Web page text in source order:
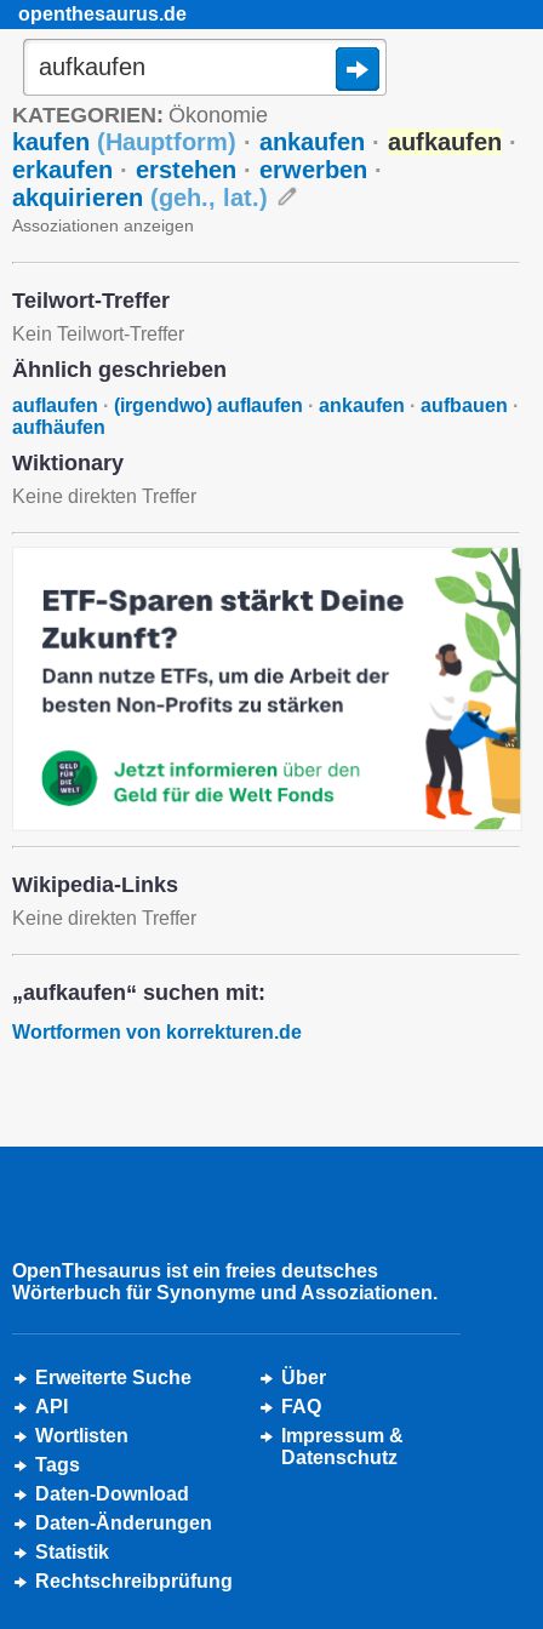
openthesaurus.de
KATEGORIEN: Ökonomie
kaufen (Hauptform) · ankaufen · aufkaufen ·
erkaufen · erstehen · erwerben ·
akquirieren (geh., lat.)
Assoziationen anzeigen
Teilwort-Treffer
Kein Teilwort-Treffer
Ähnlich geschrieben
auflaufen · (irgendwo) auflaufen · ankaufen · aufbauen ·
aufhäufen
Wiktionary
Keine direkten Treffer
Wikipedia-Links
Keine direkten Treffer
„aufkaufen“ suchen mit:
Wortformen von korrekturen.de
OpenThesaurus ist ein freies deutsches
Wörterbuch für Synonyme und Assoziationen.
Erweiterte Suche
API
Wortlisten
Tags
Daten-Download
Daten-Änderungen
Statistik
Rechtschreibprüfung
Über
FAQ
Impressum &
Datenschutz